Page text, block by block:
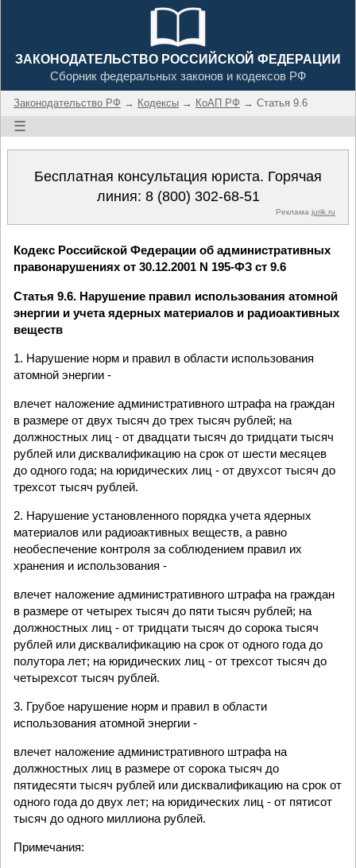
ЗАКОНОДАТЕЛЬСТВО РОССИЙСКОЙ ФЕДЕРАЦИИ
Сборник федеральных законов и кодексов РФ
Законодательство РФ → Кодексы → КоАП РФ → Статья 9.6
☰
Бесплатная консультация юриста. Горячая
линия: 8 (800) 302-68-51
Реклама jurik.ru
Кодекс Российской Федерации об административных
правонарушениях от 30.12.2001 N 195-ФЗ ст 9.6
Статья 9.6. Нарушение правил использования атомной
энергии и учета ядерных материалов и радиоактивных
веществ
1. Нарушение норм и правил в области использования
атомной энергии -
влечет наложение административного штрафа на граждан
в размере от двух тысяч до трех тысяч рублей; на
должностных лиц - от двадцати тысяч до тридцати тысяч
рублей или дисквалификацию на срок от шести месяцев
до одного года; на юридических лиц - от двухсот тысяч до
трехсот тысяч рублей.
2. Нарушение установленного порядка учета ядерных
материалов или радиоактивных веществ, а равно
необеспечение контроля за соблюдением правил их
хранения и использования -
влечет наложение административного штрафа на граждан
в размере от четырех тысяч до пяти тысяч рублей; на
должностных лиц - от тридцати тысяч до сорока тысяч
рублей или дисквалификацию на срок от одного года до
полутора лет; на юридических лиц - от трехсот тысяч до
четырехсот тысяч рублей.
3. Грубое нарушение норм и правил в области
использования атомной энергии -
влечет наложение административного штрафа на
должностных лиц в размере от сорока тысяч до
пятидесяти тысяч рублей или дисквалификацию на срок от
одного года до двух лет; на юридических лиц - от пятисот
тысяч до одного миллиона рублей.
Примечания: